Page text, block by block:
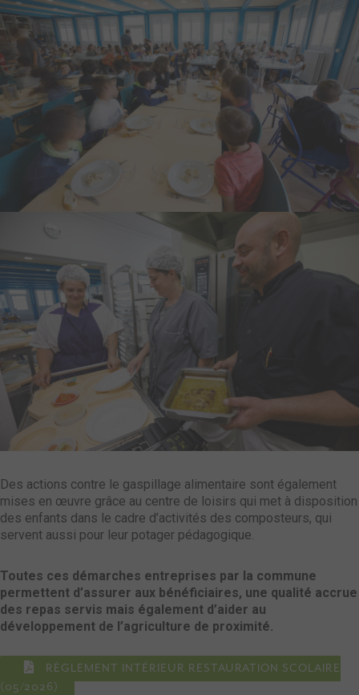
Des actions contre le gaspillage alimentaire sont également
mises en œuvre grâce au centre de loisirs qui met à disposition
des enfants dans le cadre d’activités des composteurs, qui
servent aussi pour leur potager pédagogique.
Toutes ces démarches entreprises par la commune
permettent d’assurer aux bénéficiaires, une qualité accrue
des repas servis mais également d’aider au
développement de l’agriculture de proximité.
RÈGLEMENT INTÉRIEUR RESTAURATION SCOLAIRE
(05/2026)